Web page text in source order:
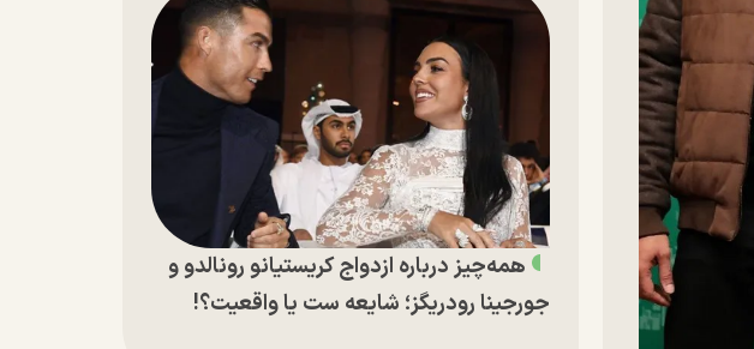
همه‌چیز درباره ازدواج کریستیانو رونالدو و
جورجینا رودریگز؛ شایعه ست یا واقعیت؟!